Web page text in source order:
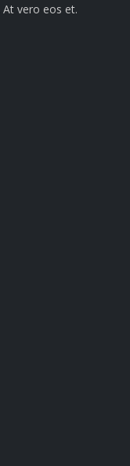
vero eos et.